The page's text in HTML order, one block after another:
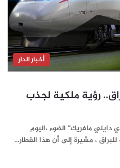
أخبار الدار
رؤية ملكية لجذب
مافريك" الضوء ،اليوم
للبراق ، مشيرة إلى أن هذا القطار…